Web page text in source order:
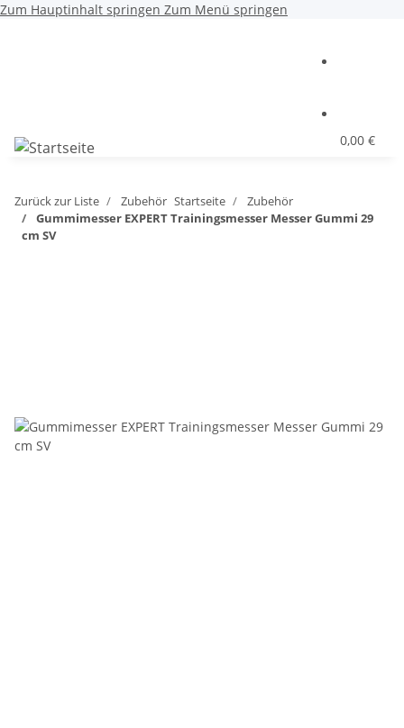
Zum Hauptinhalt springen Zum Menü springen
0,00 €
Zurück zur Liste Zubehör Startseite
Zubehör
Gummimesser EXPERT Trainingsmesser Messer Gummi 29
cm SV